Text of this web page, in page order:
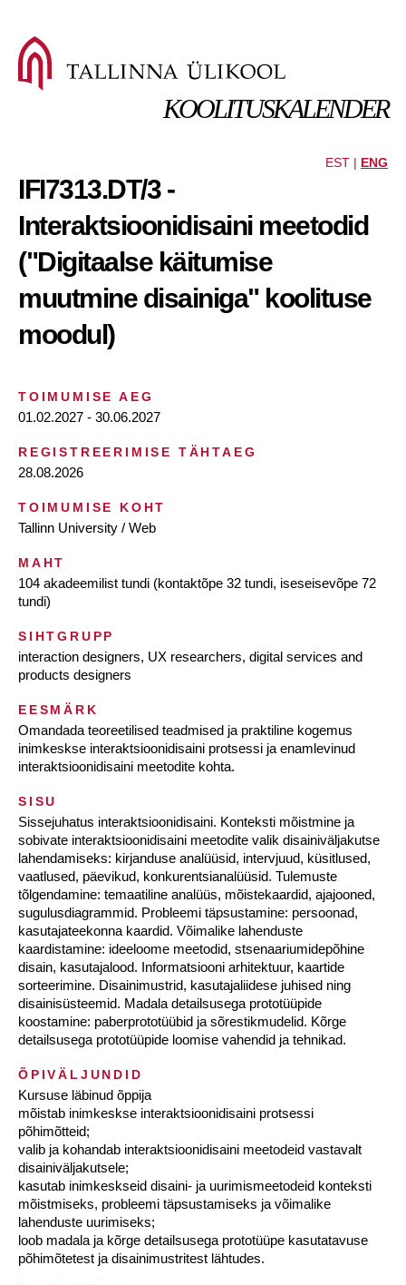
KOOLITUSKALENDER
EST | ENG
IFI7313.DT/3 -
Interaktsioonidisaini meetodid
("Digitaalse käitumise
muutmine disainiga" koolituse
moodul)
TOIMUMISE AEG
01.02.2027 - 30.06.2027
REGISTREERIMISE TÄHTAEG
28.08.2026
TOIMUMISE KOHT
Tallinn University / Web
MAHT
104 akadeemilist tundi (kontaktõpe 32 tundi, iseseisevõpe 72
tundi)
SIHTGRUPP
interaction designers, UX researchers, digital services and
products designers
EESMÄRK
Omandada teoreetilised teadmised ja praktiline kogemus
inimkeskse interaktsioonidisaini protsessi ja enamlevinud
interaktsioonidisaini meetodite kohta.
SISU
Sissejuhatus interaktsioonidisaini. Konteksti mõistmine ja
sobivate interaktsioonidisaini meetodite valik disainiväljakutse
lahendamiseks: kirjanduse analüüsid, intervjuud, küsitlused,
vaatlused, päevikud, konkurentsianalüüsid. Tulemuste
tõlgendamine: temaatiline analüüs, mõistekaardid, ajajooned,
sugulusdiagrammid. Probleemi täpsustamine: persoonad,
kasutajateekonna kaardid. Võimalike lahenduste
kaardistamine: ideeloome meetodid, stsenaariumidepõhine
disain, kasutajalood. Informatsiooni arhitektuur, kaartide
sorteerimine. Disainimustrid, kasutajaliidese juhised ning
disainisüsteemid. Madala detailsusega prototüüpide
koostamine: paberprototüübid ja sõrestikmudelid. Kõrge
detailsusega prototüüpide loomise vahendid ja tehnikad.
ÕPIVÄLJUNDID
Kursuse läbinud õppija
mõistab inimkeskse interaktsioonidisaini protsessi
põhimõtteid;
valib ja kohandab interaktsioonidisaini meetodeid vastavalt
disainiväljakutsele;
kasutab inimkeskseid disaini- ja uurimismeetodeid konteksti
mõistmiseks, probleemi täpsustamiseks ja võimalike
lahenduste uurimiseks;
loob madala ja kõrge detailsusega prototüüpe kasutatavuse
põhimõtetest ja disainimustritest lähtudes.